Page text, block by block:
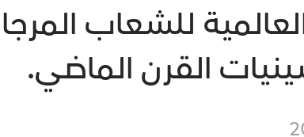
للشعاب
القرن الماضي.